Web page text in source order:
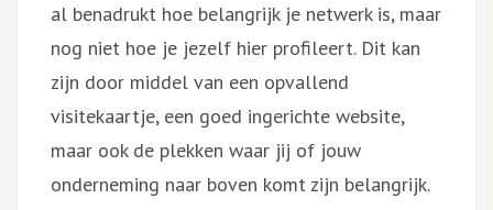
al benadrukt hoe belangrijk je netwerk is, maar
nog niet hoe je jezelf hier profileert. Dit kan
zijn door middel van een opvallend
visitekaartje, een goed ingerichte website,
maar ook de plekken waar jij of jouw
onderneming naar boven komt zijn belangrijk.